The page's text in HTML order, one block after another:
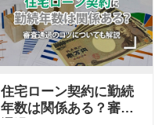
住宅ローン契約に勤続
年数は関係ある？審査